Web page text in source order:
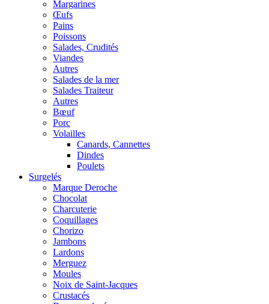
Margarines
Œufs
Pains
Poissons
Salades, Crudités
Viandes
Autres
Salades de la mer
Salades Traiteur
Autres
Bœuf
Porc
Volailles
Canards, Cannettes
Dindes
Poulets
Surgelés
Marque Deroche
Chocolat
Charcuterie
Coquillages
Chorizo
Jambons
Lardons
Merguez
Moules
Noix de Saint-Jacques
Crustacés